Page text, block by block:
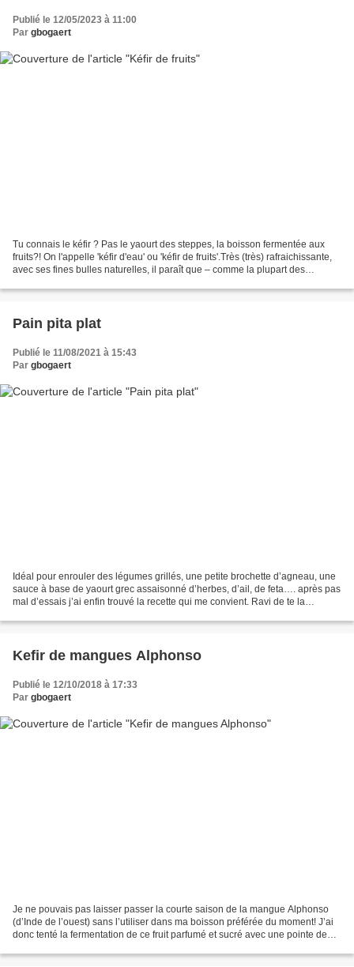
Publié le 12/05/2023 à 11:00
Par gbogaert
Tu connais le kéfir ? Pas le yaourt des steppes, la boisson fermentée aux
fruits?! On l'appelle 'kéfir d'eau' ou 'kéfir de fruits'.Très (très) rafraichissante,
avec ses fines bulles naturelles, il paraît que – comme la plupart des
Pain pita plat
Publié le 11/08/2021 à 15:43
Par gbogaert
Idéal pour enrouler des légumes grillés, une petite brochette d’agneau, une
sauce à base de yaourt grec assaisonné d’herbes, d’ail, de feta…. après pas
mal d’essais j’ai enfin trouvé la recette qui me convient. Ravi de te la
Kefir de mangues Alphonso
Publié le 12/10/2018 à 17:33
Par gbogaert
Je ne pouvais pas laisser passer la courte saison de la mangue Alphonso
(d’Inde de l’ouest) sans l’utiliser dans ma boisson préférée du moment! J’ai
donc tenté la fermentation de ce fruit parfumé et sucré avec une pointe de